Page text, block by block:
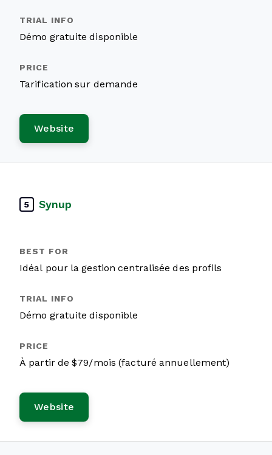
Démo gratuite disponible
Tarification sur demande
Website
5 Synup
Idéal pour la gestion centralisée des profils
Démo gratuite disponible
À partir de $79/mois (facturé annuellement)
Website